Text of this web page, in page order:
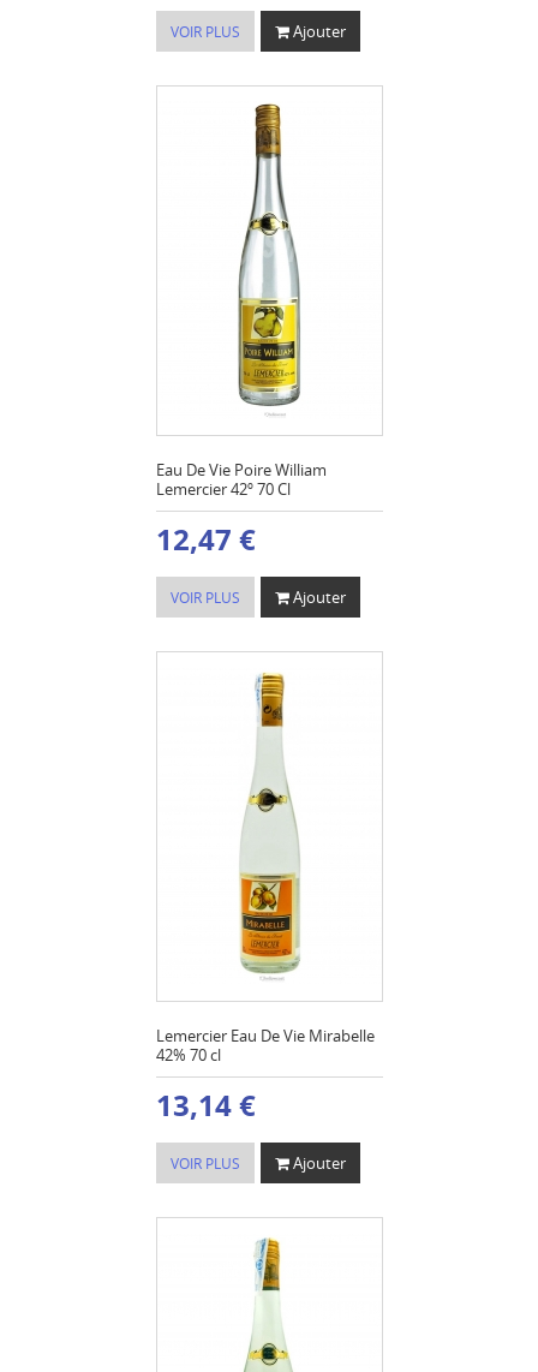
VOIR PLUS Ajouter
Eau De Vie Poire William
Lemercier 42º 70 Cl
12,47 €
VOIR PLUS Ajouter
Lemercier Eau De Vie Mirabelle
42% 70 cl
13,14 €
VOIR PLUS Ajouter